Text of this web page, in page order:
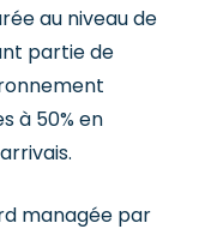
au niveau de
partie de
à 50% en
managée par